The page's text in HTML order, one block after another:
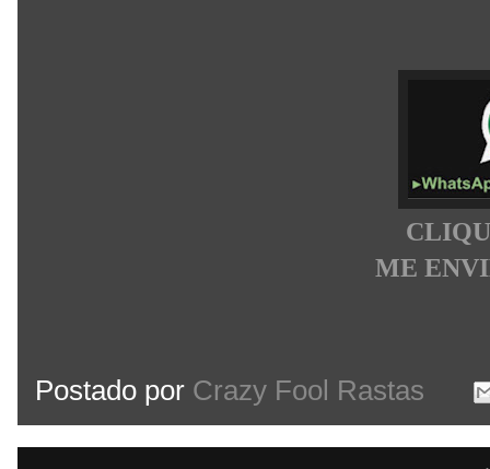
ME
Postado por Crazy Fool Rastas